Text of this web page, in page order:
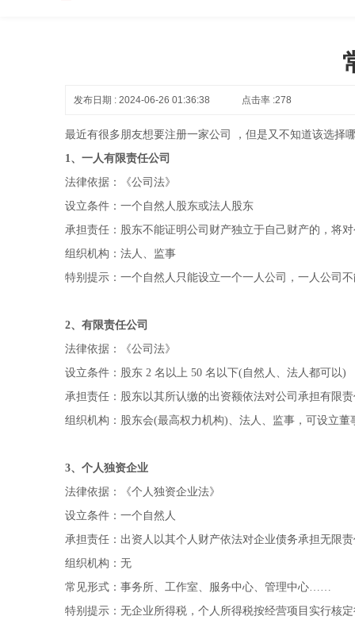
发布日期 : 2024-06-26 01:36:38 点击率 :278
最近有很多朋友想要注册一家公司 ，但是又不知道该选择
1、一人有限责任公司
法律依据：《公司法》
设立条件：一个自然人股东或法人股东
承担责任：股东不能证明公司财产独立于自己财产的，将
组织机构：法人、监事
特别提示：一个自然人只能设立一个一人公司，一人公司
2、有限责任公司
法律依据：《公司法》
设立条件：股东 2 名以上 50 名以下(自然人、法人都可以)
承担责任：股东以其所认缴的出资额依法对公司承担有限
组织机构：股东会(最高权力机构)、法人、监事，可设立
3、个人独资企业
法律依据：《个人独资企业法》
设立条件：一个自然人
承担责任：出资人以其个人财产依法对企业债务承担无限
组织机构：无
常见形式：事务所、工作室、服务中心、管理中心……
特别提示：无企业所得税，个人所得税按经营项目实行核